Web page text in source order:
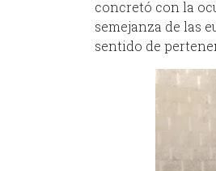
concretó con la
semejanza de las
sentido de